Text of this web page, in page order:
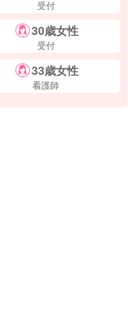
受付
30歳女性
受付
33歳女性
看護師